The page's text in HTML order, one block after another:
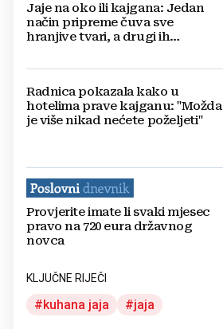
Jaje na oko ili kajgana: Jedan
način pripreme čuva sve
hranjive tvari, a drugi ih
Radnica pokazala kako u
hotelima prave kajganu: "Možda
je više nikad nećete poželjeti"
Provjerite imate li svaki mjesec
pravo na 720 eura državnog
novca
KLJUČNE RIJEČI
kuhana jaja jaja